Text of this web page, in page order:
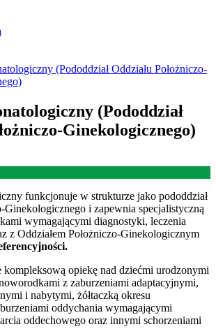
(Pododdział Oddziału Położniczo-
(Pododdział
Ginekologicznego)
funkcjonuje w strukturze jako pododdział
Ginekologicznego i zapewnia specjalistyczną
wymagającymi diagnostyki, leczenia
z Oddziałem Położniczo-Ginekologicznym
kompleksową opiekę nad dziećmi urodzonymi
z zaburzeniami adaptacyjnymi,
i nabytymi, żółtaczką okresu
oddychania wymagającymi
oddechowego oraz innymi schorzeniami